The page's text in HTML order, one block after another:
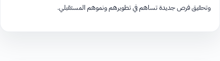
وتحقيق فرص جديدة تساهم في تطويرهم ونموهم المستقبلي.